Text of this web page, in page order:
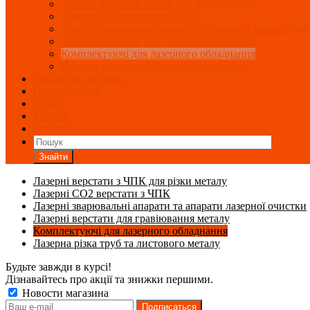
Комплектуючі для лазерного обладнання
Знайти
Лазерні верстати з ЧПК для різки металу
Лазерні СО2 верстати з ЧПК
Лазерні зварювальні апарати та апарати лазерної очистки
Лазерні верстати для гравіювання металу
Комплектуючі для лазерного обладнання
Лазерна різка труб та листового металу
Будьте завжди в курсі!
Дізнавайтесь про акції та знижки першими.
Новости магазина